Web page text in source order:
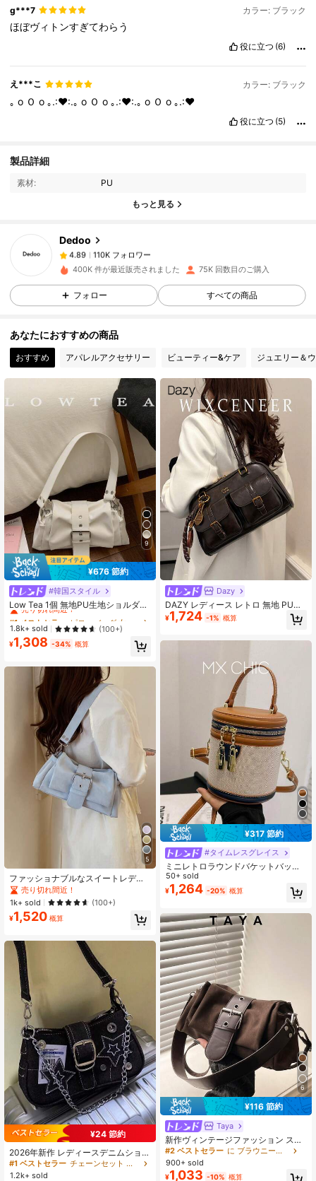
g***7 カラー: ブラック
ほぼヴィトンすぎてわらう
役に立つ (6)
え***こ カラー: ブラック
｡o Ｏo｡.:♥:.｡o Ｏo｡.:♥:.｡o Ｏo｡.:♥
役に立つ (5)
製品詳細
素材: PU
もっと見る
Dedoo
110K フォロワー
4.89
110K フォロワー
に購入しました
4.89 110K フォロワー
110K フォロワー
4.89 110K フォロワー
4.89 110K フォロワー
4.89 110K フォロワー
4.89 110K フォロワー
4.89 110K フォロワー
400K 件が最近販売されました 75K 回数目のご購入
フォロー すべての商品
あなたにおすすめの商品
おすすめ アパレルアクセサリー ビューティー&ケア ジュエリー＆
9
¥676 節約
#韓国スタイル
Low Tea 1個 無地PU生地ショルダー
バッグ、レディースレトロファッシ
ョンピローショルダーバッグ、トッ
プシングルハンドルデザイン、フラ
ップクロージャー、旅行、ショッピ
ング、デート、レディースギフト、
#1 ベストセラー
売り切れ間近！
#1 ベストセラー
売り切れ間近！
#1 ベストセラー
売り切れ間近！
#1 ベストセラー
1.8k+ sold (100+)
¥1,308 -34% 概算
5
ファッショナブルなスイートレディ
ショルダーバッグ、韓国ミニマリス
トアンダーアームバッグ、リベット
バックル付き、プリーツ大容量、Y2
K
売り切れ間近！
1k+ sold
(100+)
¥1,520 概算
¥24 節約
2026年新作 レディースデニムショル
ダーバッグ、星柄、ヴィンテージボ
タンデコレーション、クロスボディ
#1 ベストセラー
チェーンセット 女性のショルダーバッグ
1.2k+ sold
Dazy
DAZY レディース レトロ 無地 PUレ
ザーショルダーバッグ 多ポケット 大
容量 取り外し可能なアクセサリーチ
¥1,724 -1% 概算
¥317 節約
#タイムレスグレイス
ミニレトロラウンドバケットバッグ
- コントラストカラーデザイン、フ
ァッショナブルなクロスボディスタ
イル - 多用途な円筒形バッグ
50+ sold
¥1,264 -20% 概算
6
¥116 節約
Taya
新作ヴィンテージファッション スク
エアバッグ メタルハードウェアベル
ト装飾 フラップ開閉 ショルダーバッ
グ 調節可能なロングストラップ付き
小容量 軽量 ミニマル 無地 クロスボ
#2 ベストセラー
に ブラウニースタイル バッグ
900+ sold
¥1,033 -10% 概算